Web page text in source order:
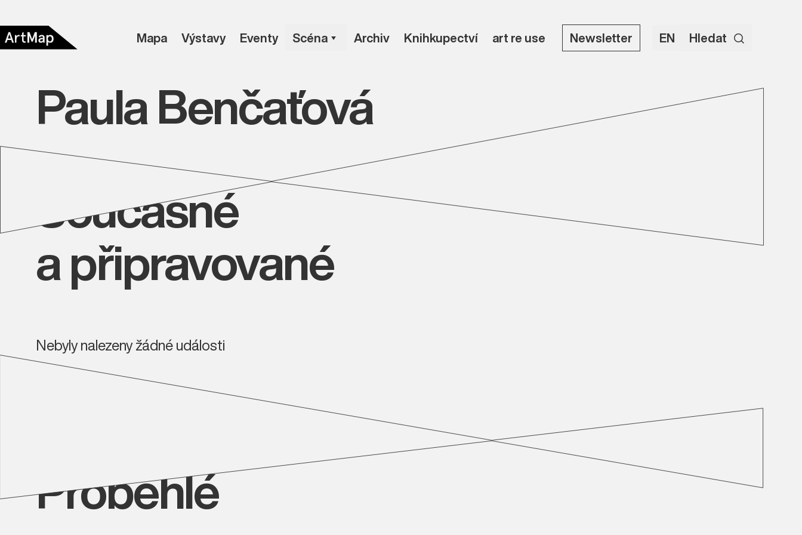
Mapa Výstavy Eventy Scéna Archiv Knihkupectví art re use Newsletter EN Hledat
Paula Benčaťová
Současné
a připravované
Nebyly nalezeny žádné události
Proběhlé